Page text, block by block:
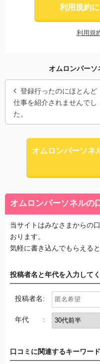
利用規約
利用規
オムロンパーソ
登録行ったのにほとんど
仕事を紹介されませんでし
た。
オムロンパーソネ
オムロンパーソネルの
当サイトはみなさまからの
おります。
気軽に書き込んでもらえると
投稿者名と年代を入力して
投稿者名:
年代 :
口コミに関連するキーワー